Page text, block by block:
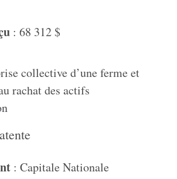
: 68 312 $
collective d’une ferme et
rachat des actifs
: Capitale Nationale